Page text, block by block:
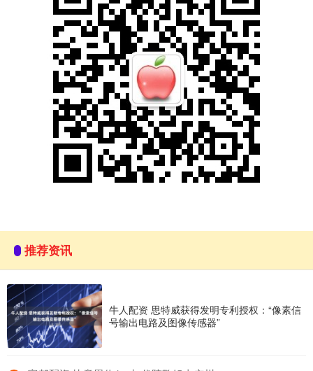
推荐资讯
牛人配资 思特威获得发明专利授权：“像素信
号输出电路及图像传感器”